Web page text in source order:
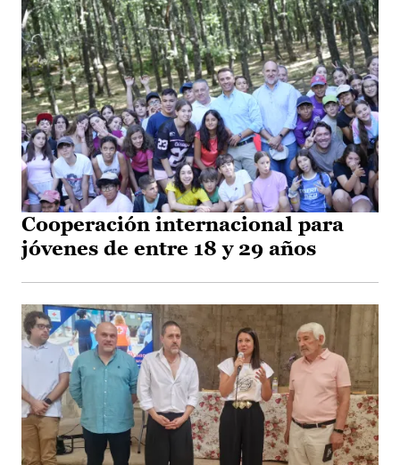
Cooperación internacional para
jóvenes de entre 18 y 29 años